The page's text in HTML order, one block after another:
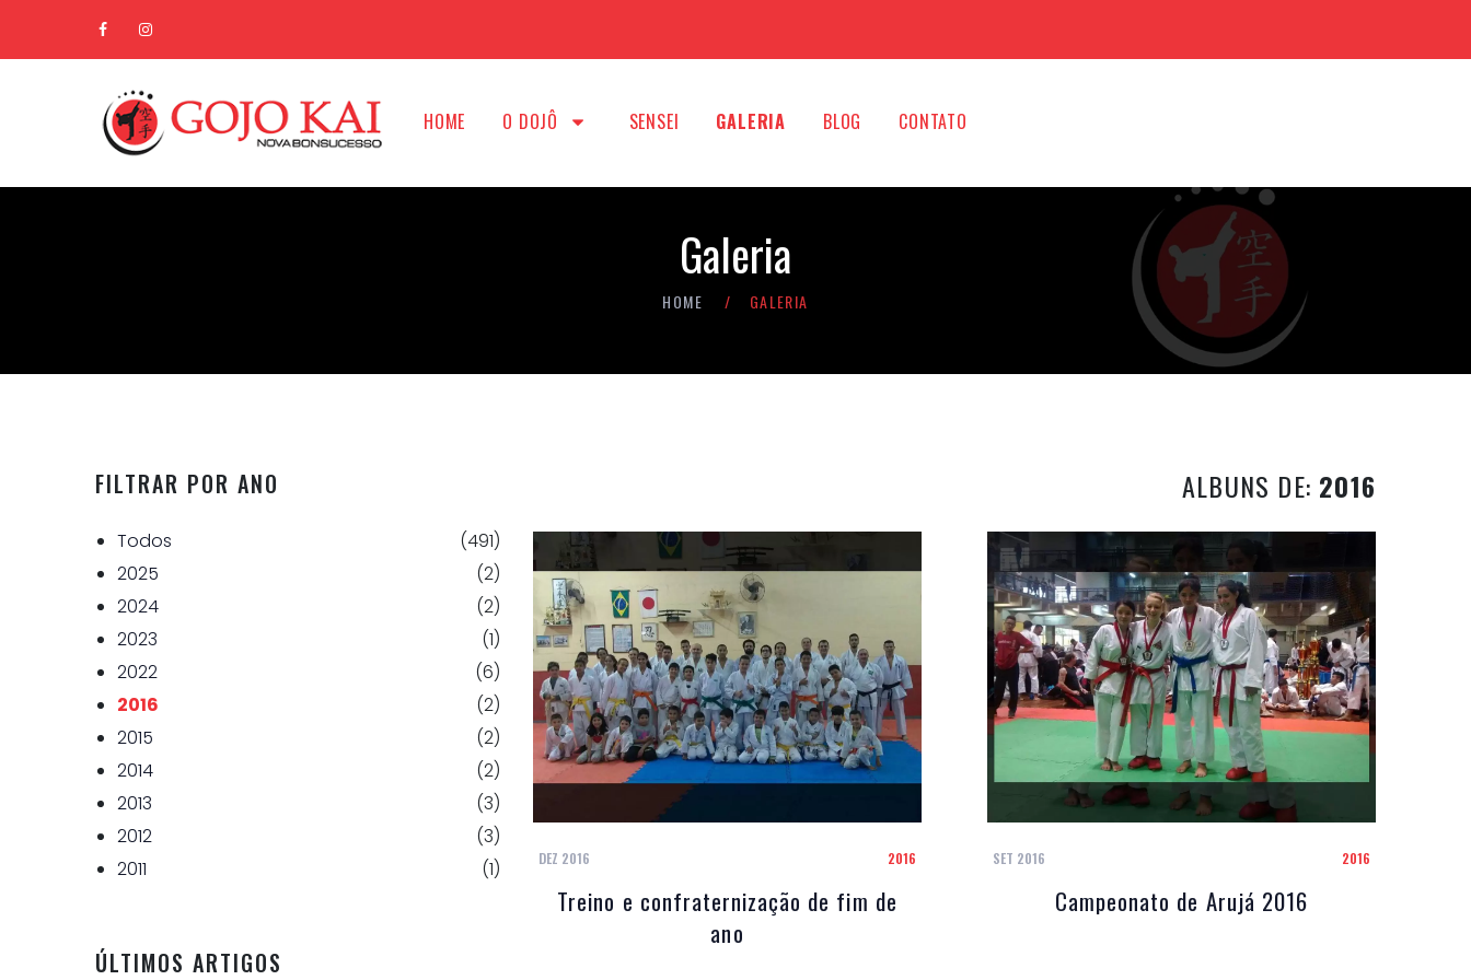
HOME O DOJÔ SENSEI GALERIA BLOG CONTATO
Galeria
HOME GALERIA
FILTRAR POR ANO
Todos
(491)
2025
(2)
2024
(2)
2023
(1)
2022
(6)
2016
(2)
2015
(2)
2014
(2)
2013
(3)
2012
(3)
2011
(1)
ÚLTIMOS ARTIGOS
ALBUNS DE: 2016
DEZ 2016 2016
Treino e confraternização de fim de
ano
SET 2016 2016
Campeonato de Arujá 2016